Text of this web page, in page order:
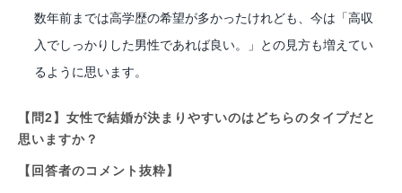
数年前までは高学歴の希望が多かったけれども、今は「高収
入でしっかりした男性であれば良い。」との見方も増えてい
るように思います。
【問2】女性で結婚が決まりやすいのはどちらのタイプだと
思いますか？
【回答者のコメント抜粋】